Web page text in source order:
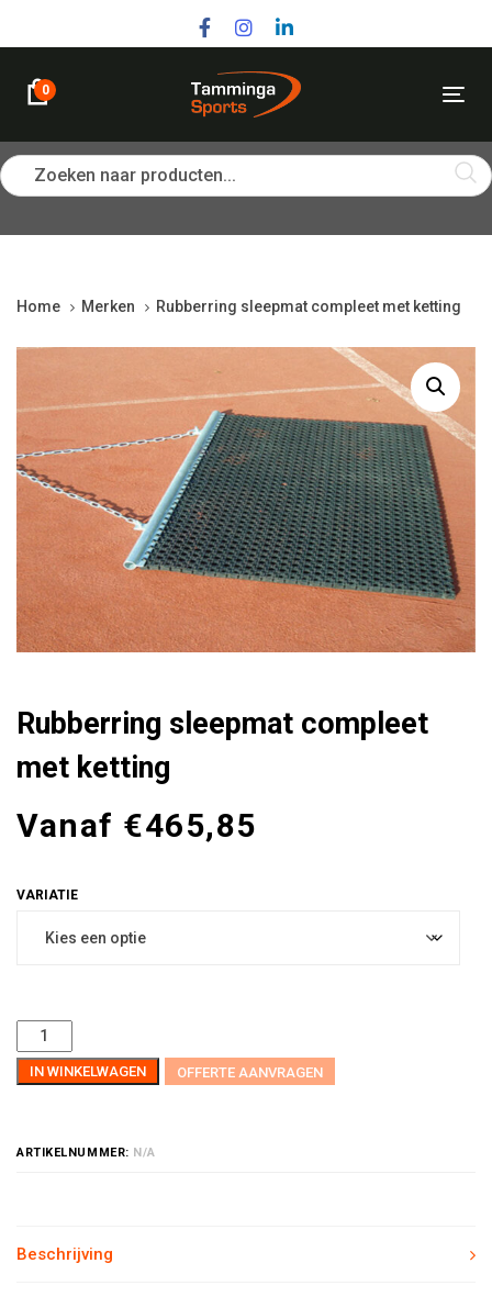
navigation
content
0
Zoeken naar producten...
Home Merken Rubberring sleepmat compleet met ketting
Rubberring sleepmat compleet
met ketting
Vanaf €465,85
compleet
met
ketting
quantity
IN WINKELWAGEN OFFERTE AANVRAGEN
ARTIKELNUMMER: N/A
Beschrijving